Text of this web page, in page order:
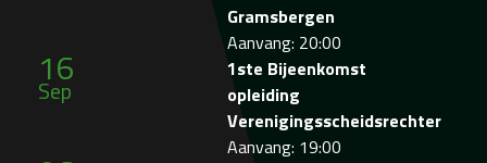
Gramsbergen
Aanvang: 20:00
16
Sep
1ste Bijeenkomst
opleiding
Verenigingsscheidsrechter
Aanvang: 19:00